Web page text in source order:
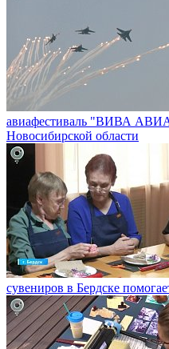
авиафестиваль "ВИВА
Новосибирской области
сувениров в Бердске